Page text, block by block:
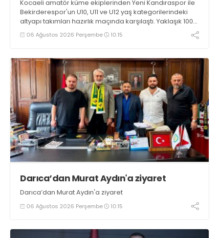
Kocaeli amatör küme ekiplerinden Yeni Kandıraspor ile
Bekirderespor'un U10, U11 ve U12 yaş kategorilerindeki
altyapı takımları hazırlık maçında karşılaştı. Yaklaşık 100
genç futbolcunun ter döktüğü maçların ardından
sporculara Kandıra'nın yöresel lezzeti mancarlı pide ve
06 Ağustos 2026 Perşembe 10:15
Darıca’dan Murat Aydın'a ziyaret
Darıca’dan Murat Aydın'a ziyaret
06 Ağustos 2026 Perşembe 10:15